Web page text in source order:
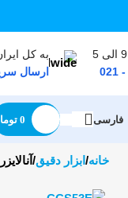
به کل
ارسال
فارسی 0
خانه ابزار دقیق آنالایزر